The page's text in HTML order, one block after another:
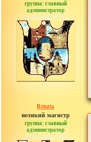
группа: главный
администратор
сообщений: 2765
Renata
великий магистр
группа: главный
администратор
сообщений: 2765